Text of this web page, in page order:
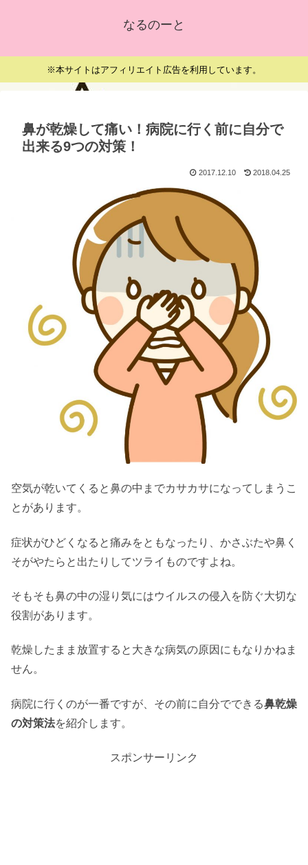
なるのーと
※本サイトはアフィリエイト広告を利用しています。
鼻が乾燥して痛い！病院に行く前に自分で
出来る9つの対策！
2017.12.10 2018.04.25
空気が乾いてくると鼻の中までカサカサになってしまうこ
とがあります。
症状がひどくなると痛みをともなったり、かさぶたや鼻く
そがやたらと出たりしてツライものですよね。
そもそも鼻の中の湿り気にはウイルスの侵入を防ぐ大切な
役割があります。
乾燥したまま放置すると大きな病気の原因にもなりかねま
せん。
病院に行くのが一番ですが、その前に自分でできる鼻乾燥
の対策法を紹介します。
スポンサーリンク